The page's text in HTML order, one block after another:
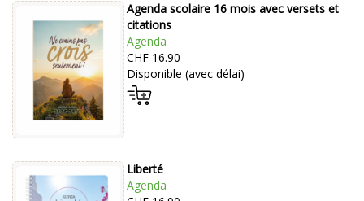
Agenda scolaire 16 mois avec versets et
citations
Agenda
CHF 16.90
Disponible (avec délai)
Liberté
Agenda